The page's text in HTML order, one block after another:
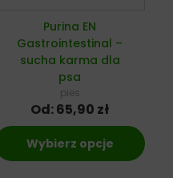
Purina EN
Gastrointestinal –
sucha karma dla
psa
pies
Od:65,90 zł
Wybierz opcje